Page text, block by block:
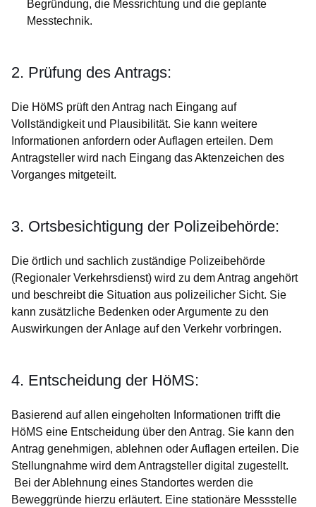
Begründung, die Messrichtung und die geplante
Messtechnik.
2. Prüfung des Antrags:
Die HöMS prüft den Antrag nach Eingang auf
Vollständigkeit und Plausibilität. Sie kann weitere
Informationen anfordern oder Auflagen erteilen. Dem
Antragsteller wird nach Eingang das Aktenzeichen des
Vorganges mitgeteilt.
3. Ortsbesichtigung der Polizeibehörde:
Die örtlich und sachlich zuständige Polizeibehörde
(Regionaler Verkehrsdienst) wird zu dem Antrag angehört
und beschreibt die Situation aus polizeilicher Sicht. Sie
kann zusätzliche Bedenken oder Argumente zu den
Auswirkungen der Anlage auf den Verkehr vorbringen.
4. Entscheidung der HöMS:
Basierend auf allen eingeholten Informationen trifft die
HöMS eine Entscheidung über den Antrag. Sie kann den
Antrag genehmigen, ablehnen oder Auflagen erteilen. Die
Stellungnahme wird dem Antragsteller digital zugestellt.
Bei der Ablehnung eines Standortes werden die
Beweggründe hierzu erläutert. Eine stationäre Messstelle